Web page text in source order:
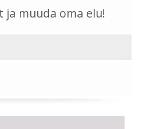
muuda oma elu!